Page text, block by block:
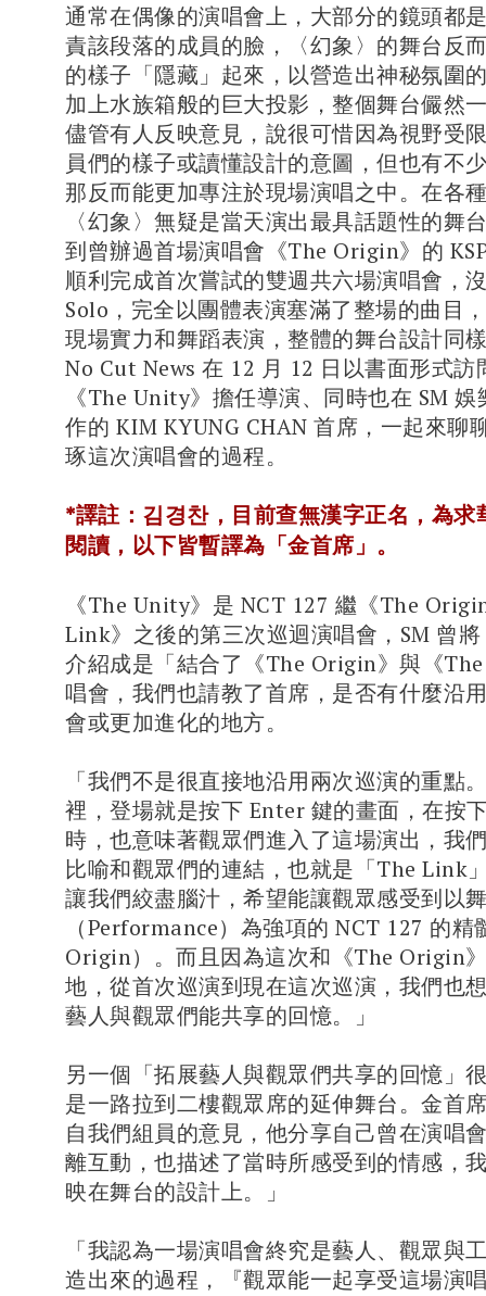
通常在偶像的演唱會上，大部分的鏡頭都
責該段落的成員的臉，〈幻象〉的舞台反
的樣子「隱藏」起來，以營造出神秘氛圍
加上水族箱般的巨大投影，整個舞台儼然
儘管有人反映意見，說很可惜因為視野受
員們的樣子或讀懂設計的意圖，但也有不
那反而能更加專注於現場演唱之中。在各
〈幻象〉無疑是當天演出最具話題性的舞
到曾辦過首場演唱會《The Origin》的
順利完成首次嘗試的雙週共六場演唱會，
Solo，完全以團體表演塞滿了整場的曲目
現場實力和舞蹈表演，整體的舞台設計同
No Cut News 在 12 月 12 日以書面形式訪
《The Unity》擔任導演、同時也在 SM
作的 KIM KYUNG CHAN 首席，一起來聊
琢這次演唱會的過程。
*譯註：김경찬，目前查無漢字正名，為求
閱讀，以下皆暫譯為「金首席」。
《The Unity》是 NCT 127 繼《The
Link》之後的第三次巡迴演唱會，SM 曾
介紹成是「結合了《The Origin》與《
唱會，我們也請教了首席，是否有什麼沿
會或更加進化的地方。
「我們不是很直接地沿用兩次巡演的重點
裡，登場就是按下 Enter 鍵的畫面，在按
時，也意味著觀眾們進入了這場演出，我
比喻和觀眾們的連結，也就是「The Link
讓我們絞盡腦汁，希望能讓觀眾感受到以
（Performance）為強項的 NCT 127 的精
Origin）。而且因為這次和《The Origin
地，從首次巡演到現在這次巡演，我們也
藝人與觀眾們能共享的回憶。」
另一個「拓展藝人與觀眾們共享的回憶」
是一路拉到二樓觀眾席的延伸舞台。金首
自我們組員的意見，他分享自己曾在演唱
離互動，也描述了當時所感受到的情感，
映在舞台的設計上。」
「我認為一場演唱會終究是藝人、觀眾與
造出來的過程，『觀眾能一起享受這場演